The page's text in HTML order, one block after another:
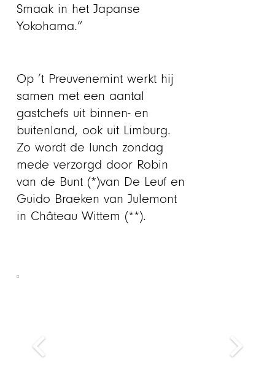
Smaak in het Japanse
Yokohama.”
Op ’t Preuvenemint werkt hij
samen met een aantal
gastchefs uit binnen- en
buitenland, ook uit Limburg.
Zo wordt de lunch zondag
mede verzorgd door Robin
van de Bunt (*)van De Leuf en
Guido Braeken van Julemont
in Château Wittem (**).